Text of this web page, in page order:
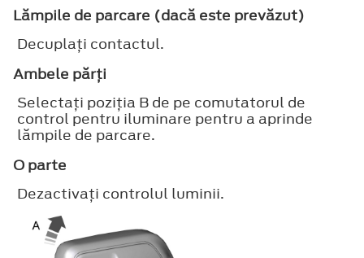
Lămpile de parcare (dacă este prevăzut)
Decuplaţi contactul.
Ambele părţi
Selectaţi poziţia B de pe comutatorul de
control pentru iluminare pentru a aprinde
lămpile de parcare.
O parte
Dezactivaţi controlul luminii.